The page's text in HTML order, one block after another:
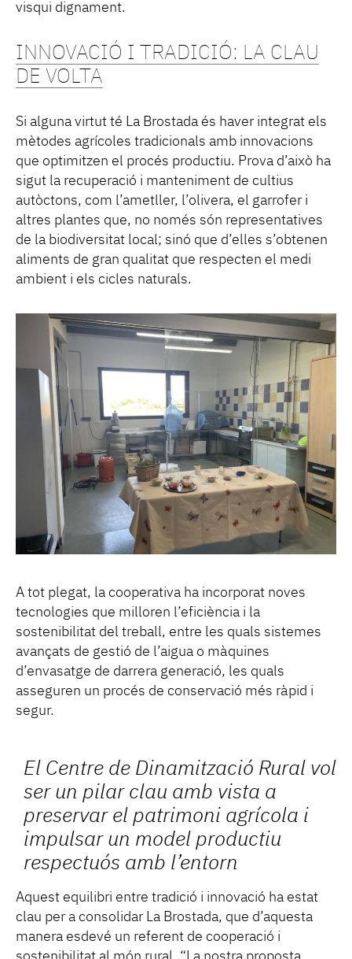
visqui dignament.
INNOVACIÓ I TRADICIÓ: LA CLAU
DE VOLTA
Si alguna virtut té La Brostada és haver integrat els
mètodes agrícoles tradicionals amb innovacions
que optimitzen el procés productiu. Prova d’això ha
sigut la recuperació i manteniment de cultius
autòctons, com l’ametller, l’olivera, el garrofer i
altres plantes que, no només són representatives
de la biodiversitat local; sinó que d’elles s’obtenen
aliments de gran qualitat que respecten el medi
ambient i els cicles naturals.
A tot plegat, la cooperativa ha incorporat noves
tecnologies que milloren l’eficiència i la
sostenibilitat del treball, entre les quals sistemes
avançats de gestió de l’aigua o màquines
d’envasatge de darrera generació, les quals
asseguren un procés de conservació més ràpid i
segur.
El Centre de Dinamització Rural vol
ser un pilar clau amb vista a
preservar el patrimoni agrícola i
impulsar un model productiu
respectuós amb l’entorn
Aquest equilibri entre tradició i innovació ha estat
clau per a consolidar La Brostada, que d’aquesta
manera esdevé un referent de cooperació i